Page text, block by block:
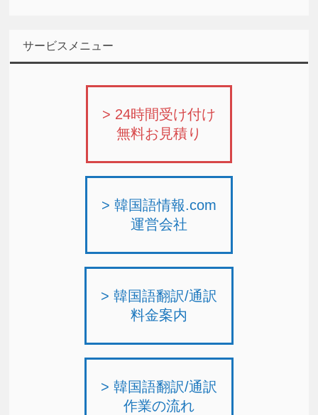
サービスメニュー
> 24時間受け付け
無料お見積り
> 韓国語情報.com
運営会社
> 韓国語翻訳/通訳
料金案内
> 韓国語翻訳/通訳
作業の流れ